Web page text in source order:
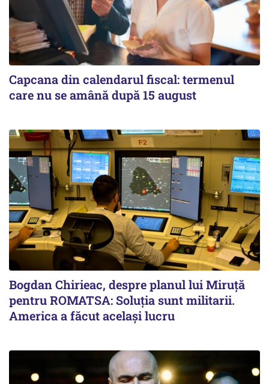
Capcana din calendarul fiscal: termenul
care nu se amână după 15 august
Bogdan Chirieac, despre planul lui Miruță
pentru ROMATSA: Soluția sunt militarii.
America a făcut același lucru